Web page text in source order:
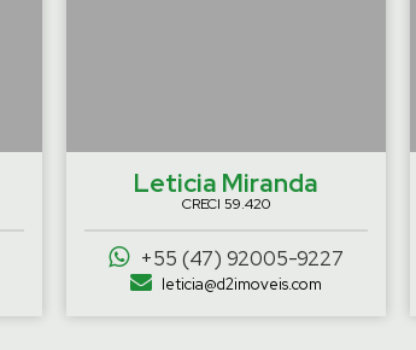
Leticia Miranda
CRECI 59.420
+55 (47) 92005-9227
leticia@d2imoveis.com